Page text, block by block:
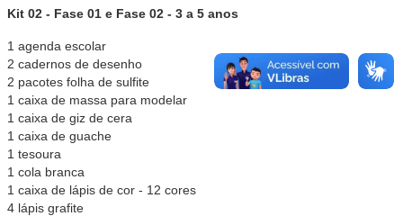
Kit 02 - Fase 01 e Fase 02 - 3 a 5 anos
1 agenda escolar
2 cadernos de desenho
2 pacotes folha de sulfite
1 caixa de massa para modelar
1 caixa de giz de cera
1 caixa de guache
1 tesoura
1 cola branca
1 caixa de lápis de cor - 12 cores
4 lápis grafite